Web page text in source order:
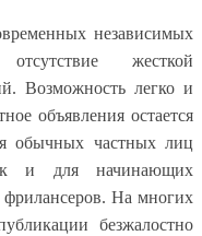
независимых
жесткой
Возможность легко и
объявления остается
обычных частных лиц
и для начинающих
фрилансеров. На многих
безжалостно